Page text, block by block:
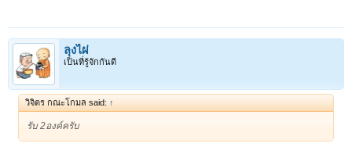
ลุงไผ่
เป็นที่รู้จักกันดี
วิจิตร กณะโกมล said: ↑
รับ 2องค์ครับ